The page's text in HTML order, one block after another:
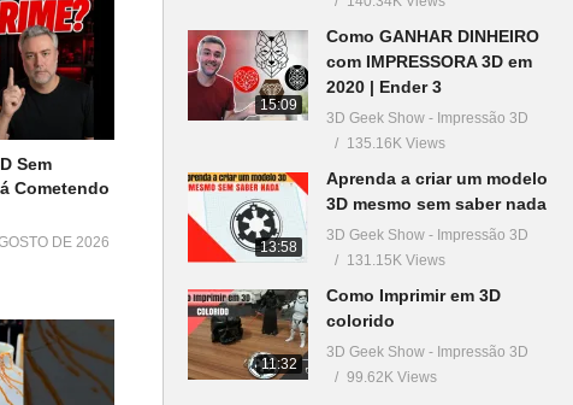
#química
Sem
Cometendo
DE 2026
15:09
Como GANHAR DINHEIRO
com IMPRESSORA 3D em
2020 | Ender 3
3D Geek Show - Impressão 3D
135.16K Views
13:58
Aprenda a criar um modelo
3D mesmo sem saber nada
3D Geek Show - Impressão 3D
131.15K Views
11:32
Como Imprimir em 3D
colorido
3D Geek Show - Impressão 3D
99.62K Views